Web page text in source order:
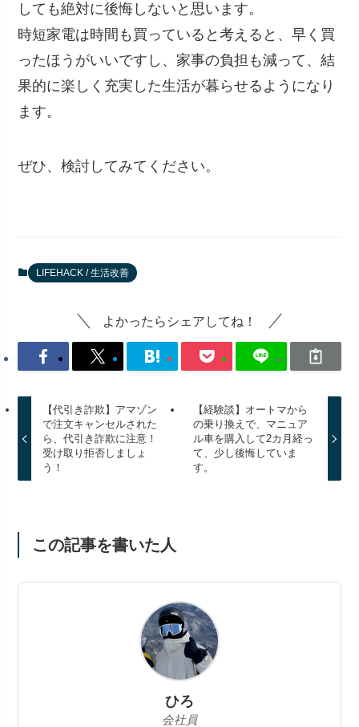
しても絶対に後悔しないと思います。
時短家電は時間も買っていると考えると、早く買
ったほうがいいですし、家事の負担も減って、結
果的に楽しく充実した生活が暮らせるようになり
ます。
ぜひ、検討してみてください。
LIFEHACK / 生活改善
よかったらシェアしてね！
【代引き詐欺】アマゾン
で注文キャンセルされた
ら、代引き詐欺に注意！
受け取り拒否しましょ
う！
【経験談】オートマから
の乗り換えで、マニュア
ル車を購入して2カ月経っ
て、少し後悔していま
す。
この記事を書いた人
ひろ
会社員